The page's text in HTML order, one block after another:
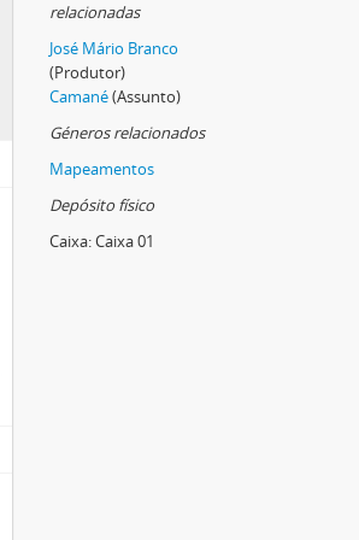
relacionadas
José Mário Branco
(Produtor)
Camané(Assunto)
Géneros relacionados
Mapeamentos
Depósito físico
Caixa:Caixa 01